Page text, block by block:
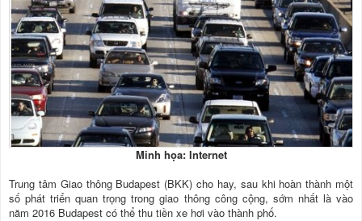
Minh họa: Internet
Trung tâm Giao thông Budapest (BKK) cho hay, sau khi hoàn thành một
số phát triển quan trọng trong giao thông công cộng, sớm nhất là vào
năm 2016 Budapest có thể thu tiền xe hơi vào thành phố.